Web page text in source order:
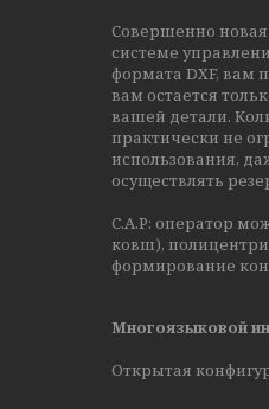
Совершенно
системе
формата DXF, вам
вам остается
вашей детали.
практически не
использования,
осуществлять
C.A.P: оператор
ковш),
формирование
Многоязыковой
Открытая